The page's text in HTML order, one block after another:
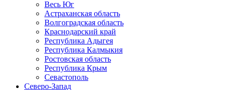
Весь Юг
Астраханская область
Волгоградская область
Краснодарский край
Республика Адыгея
Республика Калмыкия
Ростовская область
Республика Крым
Севастополь
Северо-Запад